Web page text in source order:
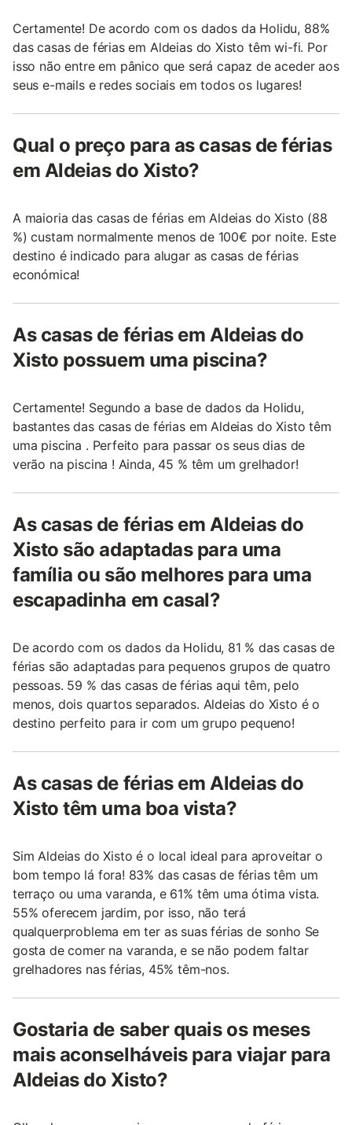
Certamente! De acordo com os dados da Holidu, 88%
das casas de férias em Aldeias do Xisto têm wi-fi. Por
isso não entre em pânico que será capaz de aceder aos
seus e-mails e redes sociais em todos os lugares!
Qual o preço para as casas de férias
em Aldeias do Xisto?
A maioria das casas de férias em Aldeias do Xisto (88
%) custam normalmente menos de 100€ por noite. Este
destino é indicado para alugar as casas de férias
económica!
As casas de férias em Aldeias do
Xisto possuem uma piscina?
Certamente! Segundo a base de dados da Holidu,
bastantes das casas de férias em Aldeias do Xisto têm
uma piscina . Perfeito para passar os seus dias de
verão na piscina ! Ainda, 45 % têm um grelhador!
As casas de férias em Aldeias do
Xisto são adaptadas para uma
família ou são melhores para uma
escapadinha em casal?
De acordo com os dados da Holidu, 81 % das casas de
férias são adaptadas para pequenos grupos de quatro
pessoas. 59 % das casas de férias aqui têm, pelo
menos, dois quartos separados. Aldeias do Xisto é o
destino perfeito para ir com um grupo pequeno!
As casas de férias em Aldeias do
Xisto têm uma boa vista?
Sim Aldeias do Xisto é o local ideal para aproveitar o
bom tempo lá fora! 83% das casas de férias têm um
terraço ou uma varanda, e 61% têm uma ótima vista.
55% oferecem jardim, por isso, não terá
qualquerproblema em ter as suas férias de sonho Se
gosta de comer na varanda, e se não podem faltar
grelhadores nas férias, 45% têm-nos.
Gostaria de saber quais os meses
mais aconselháveis para viajar para
Aldeias do Xisto?